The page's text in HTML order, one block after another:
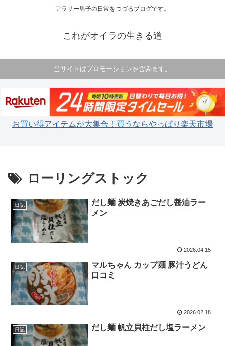
アラサー男子の日常をつづるブログです。
これがオイラの生きる道
当サイトはプロモーションを含みます。
お買い得アイテムが大集合！買うならやっぱり楽天市場
ローリングストック
日記
だし麺 炭焼きあごだし醤油ラー
メン
2026.04.15
日記
マルちゃん カップ麺 豚汁うどん
口コミ
2026.02.18
日記 だし麺 帆立貝柱だし塩ラーメン